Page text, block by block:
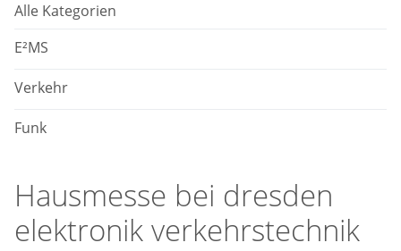
Alle Kategorien
E²MS
Verkehr
Funk
Hausmesse bei dresden
elektronik verkehrstechnik